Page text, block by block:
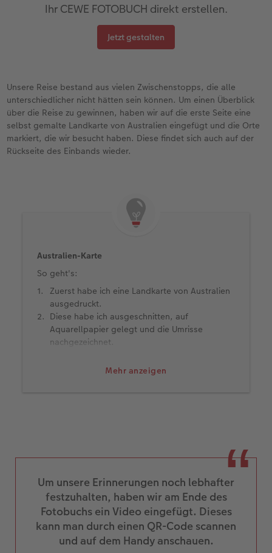
Ihr CEWE FOTOBUCH direkt erstellen.
Jetzt gestalten
Unsere Reise bestand aus vielen Zwischenstopps, die alle
unterschiedlicher nicht hätten sein können. Um einen Überblick
über die Reise zu gewinnen, haben wir auf die erste Seite eine
selbst gemalte Landkarte von Australien eingefügt und die Orte
markiert, die wir besucht haben. Diese findet sich auch auf der
Rückseite des Einbands wieder.
Mehr anzeigen
Australien-Karte
So geht's:
Zuerst habe ich eine Landkarte von Australien
ausgedruckt.
Diese habe ich ausgeschnitten, auf
Aquarellpapier gelegt und die Umrisse
nachgezeichnet.
ausgemalt und mit einem schwarzen Filzstift
der Freistell-Funktion der CEWE Fotoschau
Aquarellpapier zu sehen ist.
In der Software habe ich die Karte noch etwas
bearbeitet, die Farben gesättigt und etwas
heller gestellt.
Jetzt kann die Karte beliebig oft kopiert und in
der Größe verändert werden, wie man es
Um unsere Erinnerungen noch lebhafter
festzuhalten, haben wir am Ende des
Fotobuchs ein Video eingefügt. Dieses
kann man durch einen QR-Code scannen
und auf dem Handy anschauen.